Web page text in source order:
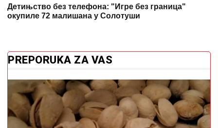
Детињство без телефона: "Игре без граница"
окупиле 72 малишана у Солотуши
PREPORUKA ZA VAS